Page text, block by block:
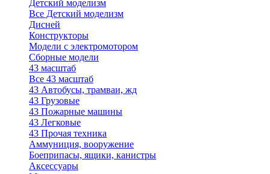
Детский моделизм
Все Детский моделизм
Дисней
Конструкторы
Модели с электромотором
Сборные модели
43 масштаб
Все 43 масштаб
43 Автобусы, трамваи, жд
43 Грузовые
43 Пожарные машины
43 Легковые
43 Прочая техника
Аммуниция, вооружение
Боеприпасы, ящики, канистры
Аксессуары